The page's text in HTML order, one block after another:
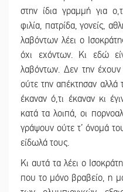
στην ίδια γραμμή για
φιλία, πατρίδα, γονείς,
λαβόντων λέει ο
όχι εχόντων. Κι εδώ
λαβόντων. Δεν την
ούτε την απέκτησαν αλλά
έκαναν ό,τι έκαναν κι
κατά τα λοιπά, οι
γράψουν ούτε τ’ όνομά
είδωλά τους.
Κι αυτά τα λέει ο
που το μόνο βραβείο, η